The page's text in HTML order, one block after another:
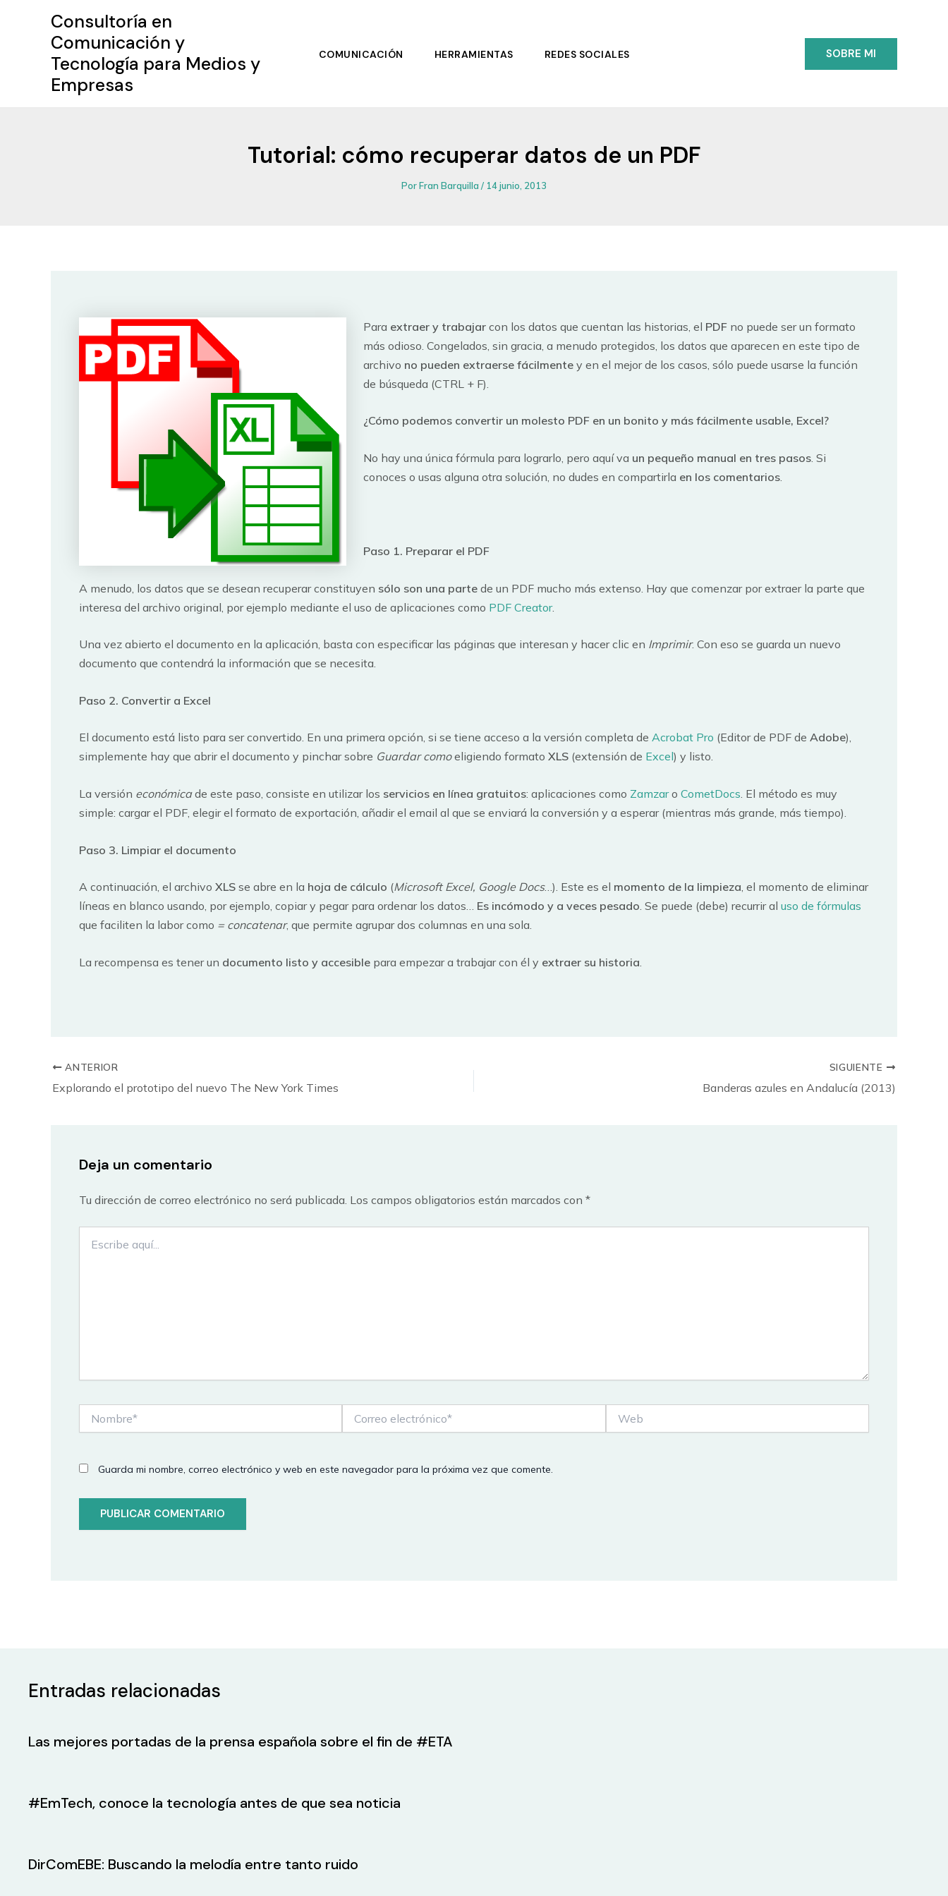
Consultoría en
Comunicación y
Tecnología para Medios y
Empresas
COMUNICACIÓN HERRAMIENTAS REDES SOCIALES SOBRE MI
Tutorial: cómo recuperar datos de un PDF
PorFran Barquilla/ 14 junio, 2013
Para extraer y trabajar con los datos que cuentan las historias, el PDF no puede ser un formato
más odioso. Congelados, sin gracia, a menudo protegidos, los datos que aparecen en este tipo de
archivo no pueden extraerse fácilmente y en el mejor de los casos, sólo puede usarse la función
de búsqueda (CTRL + F).
¿Cómo podemos convertir un molesto PDF en un bonito y más fácilmente usable, Excel?
No hay una única fórmula para lograrlo, pero aquí va un pequeño manual en tres pasos . Si
conoces o usas alguna otra solución, no dudes en compartirla en los comentarios
Paso 1. Preparar el PDF
A menudo, los datos que se desean recuperar constituyen sólo son una parte de un PDF mucho más extenso. Hay que comenzar por extraer la parte que
interesa del archivo original, por ejemplo mediante el uso de aplicaciones como PDF Creator.
Una vez abierto el documento en la aplicación, basta con especificar las páginas que interesan y hacer clic en Imprimir. Con eso se guarda un nuevo
documento que contendrá la información que se necesita.
Paso 2. Convertir a Excel
El documento está listo para ser convertido. En una primera opción, si se tiene acceso a la versión completa de Acrobat Pro (Editor de PDF de Adobe),
simplemente hay que abrir el documento y pinchar sobre Guardar comoeligiendo formato XLS (extensión de Excel) y listo.
La versión económicade este paso, consiste en utilizar los servicios en línea gratuitos: aplicaciones como Zamzaro CometDocs . El método es muy
simple: cargar el PDF, elegir el formato de exportación, añadir el email al que se enviará la conversión y a esperar (mientras más grande, más tiempo).
Paso 3. Limpiar el documento
A continuación, el archivo XLS se abre en la hoja de cálculo (Microsoft Excel, Google Docs…). Este es el momento de la limpieza, el momento de eliminar
líneas en blanco usando, por ejemplo, copiar y pegar para ordenar los datos… Es incómodo y a veces pesado. Se puede (debe) recurrir al uso de fórmulas
que faciliten la labor como = concatenar, que permite agrupar dos columnas en una sola.
La recompensa es tener un documento listo y accesible para empezar a trabajar con él y extraer su historia
ANTERIOR
Explorando el prototipo del nuevo The New York Times
SIGUIENTE
Banderas azules en Andalucía (2013)
Deja un comentario
Tu dirección de correo electrónico no será publicada. Los campos obligatorios están marcados con *
aquí...
electrónico*
Guarda mi nombre, correo electrónico y web en este navegador para la próxima vez que comente.
Entradas relacionadas
Las mejores portadas de la prensa española sobre el fin de #ETA
#EmTech, conoce la tecnología antes de que sea noticia
DirComEBE: Buscando la melodía entre tanto ruido